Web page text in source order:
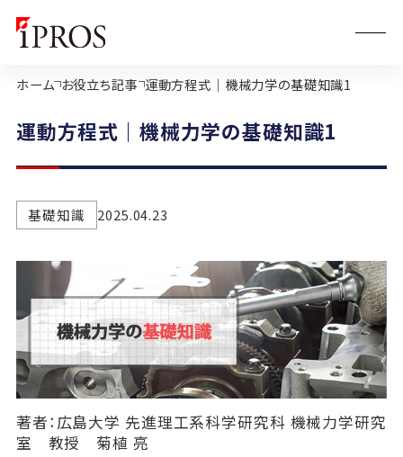
ホーム お役立ち記事 運動方程式｜機械力学の基礎知識1
運動方程式｜機械力学の基礎知識1
基礎知識 2025.04.23
著者：広島大学 先進理工系科学研究科 機械力学研究
室 教授 菊植 亮